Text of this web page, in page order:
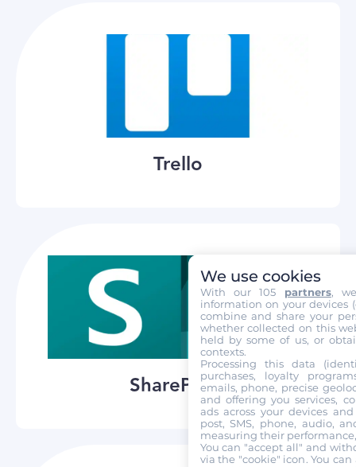
Trello
SharePoint
We use cookies
With our 105 partners,
information on your devices
combine and share your
whether collected on this
held by some of us, or
contexts.
Processing this data
purchases, loyalty
emails, phone, precise
and offering you services,
ads across your devices
post, SMS, phone, audio,
measuring their
You can "accept all" and
via the "cookie" icon. You